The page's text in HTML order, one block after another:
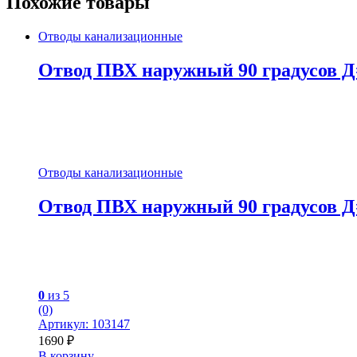
Отводы канализационные
Отвод ПВХ наружный 90 градусов
Отводы канализационные
Отвод ПВХ наружный 90 градусов
0 из 5
(0)
Артикул: 103147
1690 ₽